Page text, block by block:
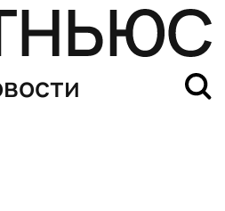
мошенничества по схеме